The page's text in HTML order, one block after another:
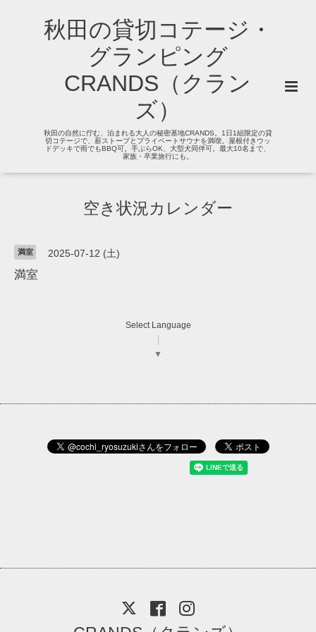
秋田の貸切コテージ・
グランピング
CRANDS（クラン
ズ）
秋田の自然に佇む、泊まれる大人の秘密基地CRANDS。1日1組限定の貸
切コテージで、薪ストーブとプライベートサウナを満喫。屋根付きウッ
ドデッキで雨でもBBQ可。手ぶらOK、大型犬同伴可。最大10名まで、
家族・卒業旅行にも。
空き状況カレンダー
満室 2025-07-12 (土)
満室
Select Language
▼